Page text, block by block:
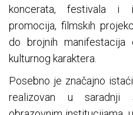
koncerata, festivala i
promocija, filmskih
do brojnih manifestacija
kulturnog karaktera.
Posebno je značajno
realizovan u saradnji